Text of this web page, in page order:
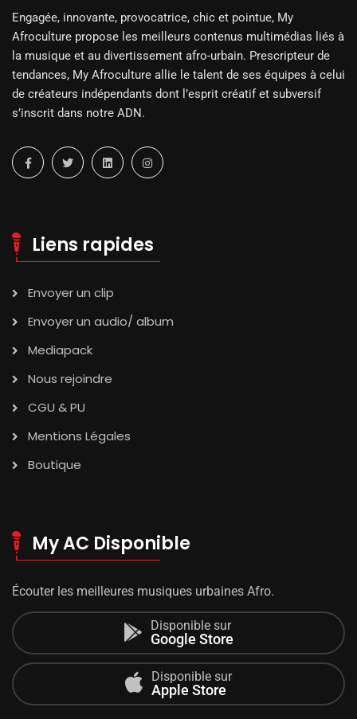
Engagée, innovante, provocatrice, chic et pointue, My
Afroculture propose les meilleurs contenus multimédias liés à
la musique et au divertissement afro-urbain. Prescripteur de
tendances, My Afroculture allie le talent de ses équipes à celui
de créateurs indépendants dont l’esprit créatif et subversif
s’inscrit dans notre ADN.
Liens rapides
Envoyer un clip
Envoyer un audio/ album
Mediapack
Nous rejoindre
CGU & PU
Mentions Légales
Boutique
My AC Disponible
Écouter les meilleures musiques urbaines Afro.
Disponible sur
Google Store
Disponible sur
Apple Store